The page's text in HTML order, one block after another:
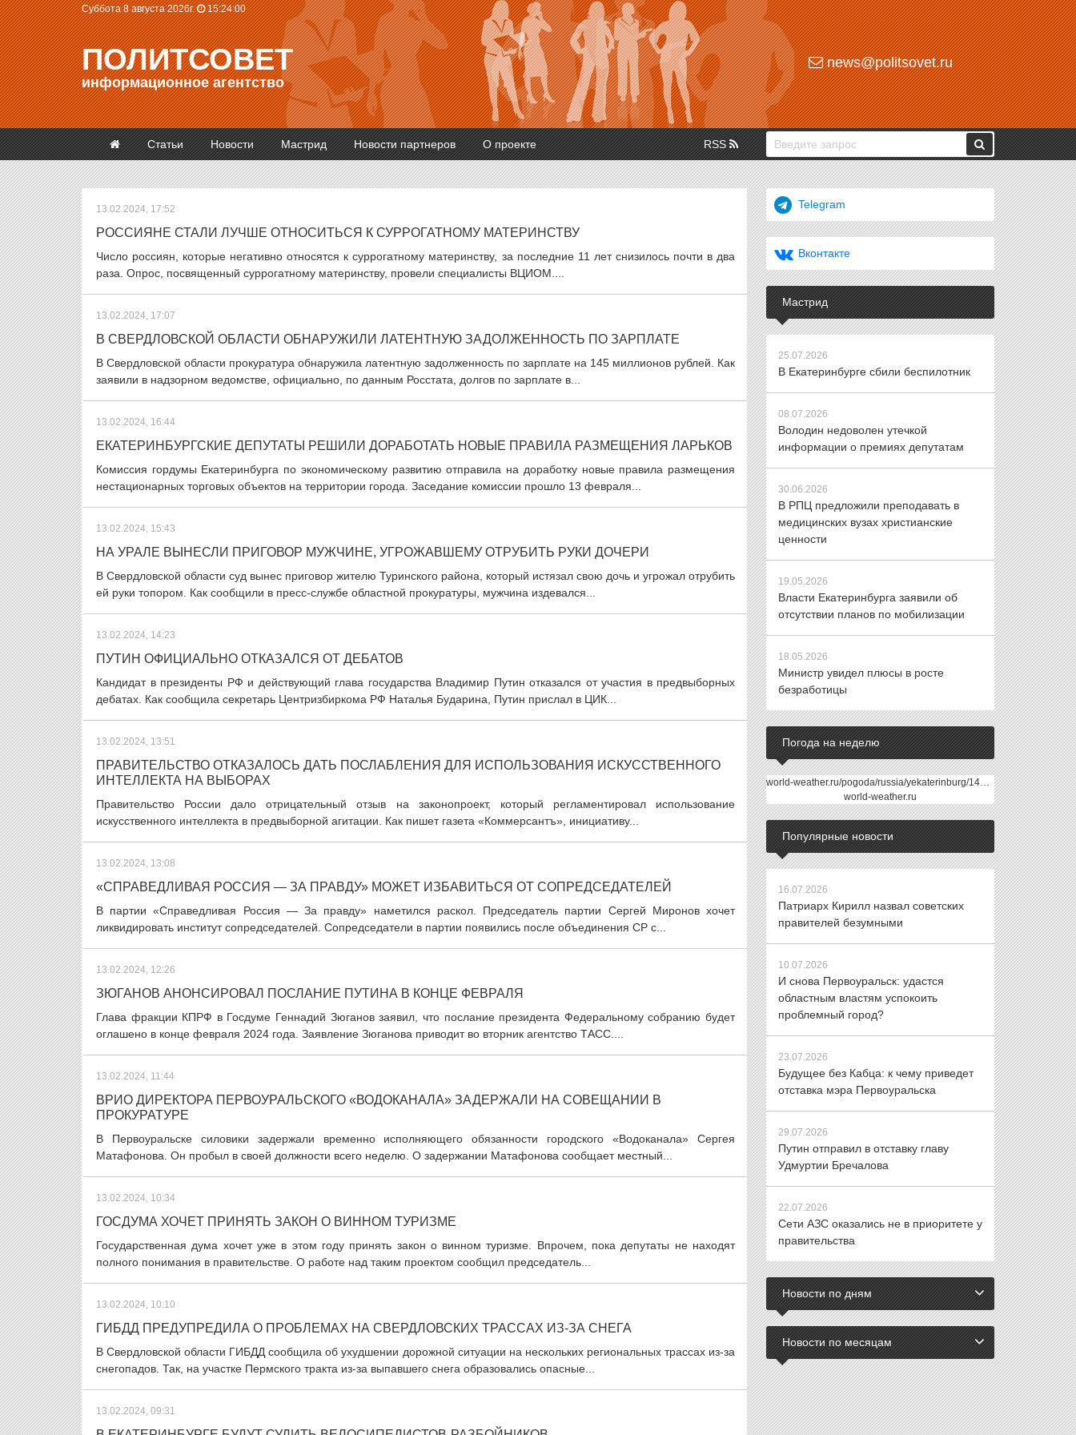
Суббота 8 августа 2026г. 15:24:00
ПОЛИТСОВЕТ
информационное агентство
news@politsovet.ru
Статьи Новости Мастрид Новости партнеров О проекте RSS
13.02.2024, 17:52
РОССИЯНЕ СТАЛИ ЛУЧШЕ ОТНОСИТЬСЯ К СУРРОГАТНОМУ МАТЕРИНСТВУ
Число россиян, которые негативно относятся к суррогатному материнству, за последние 11 лет снизилось почти в два
раза. Опрос, посвященный суррогатному материнству, провели специалисты ВЦИОМ....
13.02.2024, 17:07
В СВЕРДЛОВСКОЙ ОБЛАСТИ ОБНАРУЖИЛИ ЛАТЕНТНУЮ ЗАДОЛЖЕННОСТЬ ПО ЗАРПЛАТЕ
В Свердловской области прокуратура обнаружила латентную задолженность по зарплате на 145 миллионов рублей. Как
заявили в надзорном ведомстве, официально, по данным Росстата, долгов по зарплате в...
13.02.2024, 16:44
ЕКАТЕРИНБУРГСКИЕ ДЕПУТАТЫ РЕШИЛИ ДОРАБОТАТЬ НОВЫЕ ПРАВИЛА РАЗМЕЩЕНИЯ ЛАРЬКОВ
Комиссия гордумы Екатеринбурга по экономическому развитию отправила на доработку новые правила размещения
нестационарных торговых объектов на территории города. Заседание комиссии прошло 13 февраля...
13.02.2024, 15:43
НА УРАЛЕ ВЫНЕСЛИ ПРИГОВОР МУЖЧИНЕ, УГРОЖАВШЕМУ ОТРУБИТЬ РУКИ ДОЧЕРИ
В Свердловской области суд вынес приговор жителю Туринского района, который истязал свою дочь и угрожал отрубить
ей руки топором. Как сообщили в пресс-службе областной прокуратуры, мужчина издевался...
13.02.2024, 14:23
ПУТИН ОФИЦИАЛЬНО ОТКАЗАЛСЯ ОТ ДЕБАТОВ
Кандидат в президенты РФ и действующий глава государства Владимир Путин отказался от участия в предвыборных
дебатах. Как сообщила секретарь Центризбиркома РФ Наталья Бударина, Путин прислал в ЦИК...
13.02.2024, 13:51
ПРАВИТЕЛЬСТВО ОТКАЗАЛОСЬ ДАТЬ ПОСЛАБЛЕНИЯ ДЛЯ ИСПОЛЬЗОВАНИЯ ИСКУССТВЕННОГО
ИНТЕЛЛЕКТА НА ВЫБОРАХ
Правительство России дало отрицательный отзыв на законопроект, который регламентировал использование
искусственного интеллекта в предвыборной агитации. Как пишет газета «Коммерсантъ», инициативу...
13.02.2024, 13:08
«СПРАВЕДЛИВАЯ РОССИЯ — ЗА ПРАВДУ» МОЖЕТ ИЗБАВИТЬСЯ ОТ СОПРЕДСЕДАТЕЛЕЙ
В партии «Справедливая Россия — За правду» наметился раскол. Председатель партии Сергей Миронов хочет
ликвидировать институт сопредседателей. Сопредседатели в партии появились после объединения СР с...
13.02.2024, 12:26
ЗЮГАНОВ АНОНСИРОВАЛ ПОСЛАНИЕ ПУТИНА В КОНЦЕ ФЕВРАЛЯ
Глава фракции КПРФ в Госдуме Геннадий Зюганов заявил, что послание президента Федеральному собранию будет
оглашено в конце февраля 2024 года. Заявление Зюганова приводит во вторник агентство ТАСС....
13.02.2024, 11:44
ВРИО ДИРЕКТОРА ПЕРВОУРАЛЬСКОГО «ВОДОКАНАЛА» ЗАДЕРЖАЛИ НА СОВЕЩАНИИ В
ПРОКУРАТУРЕ
В Первоуральске силовики задержали временно исполняющего обязанности городского «Водоканала» Сергея
Матафонова. Он пробыл в своей должности всего неделю. О задержании Матафонова сообщает местный...
13.02.2024, 10:34
ГОСДУМА ХОЧЕТ ПРИНЯТЬ ЗАКОН О ВИННОМ ТУРИЗМЕ
Государственная дума хочет уже в этом году принять закон о винном туризме. Впрочем, пока депутаты не находят
полного понимания в правительстве. О работе над таким проектом сообщил председатель...
13.02.2024, 10:10
ГИБДД ПРЕДУПРЕДИЛА О ПРОБЛЕМАХ НА СВЕРДЛОВСКИХ ТРАССАХ ИЗ-ЗА СНЕГА
В Свердловской области ГИБДД сообщила об ухудшении дорожной ситуации на нескольких региональных трассах из-за
снегопадов. Так, на участке Пермского тракта из-за выпавшего снега образовались опасные...
13.02.2024, 09:31
Telegram
Вконтакте
Мастрид
25.07.2026
В Екатеринбурге сбили беспилотник
08.07.2026
Володин недоволен утечкой
информации о премиях депутатам
30.06.2026
В РПЦ предложили преподавать в
медицинских вузах христианские
ценности
19.05.2026
Власти Екатеринбурга заявили об
отсутствии планов по мобилизации
18.05.2026
Министр увидел плюсы в росте
безработицы
Погода на неделю
world-weather.ru/pogoda/russia/yekaterinburg/14days/
world-weather.ru
Популярные новости
16.07.2026
Патриарх Кирилл назвал советских
правителей безумными
10.07.2026
И снова Первоуральск: удастся
областным властям успокоить
проблемный город?
23.07.2026
Будущее без Кабца: к чему приведет
отставка мэра Первоуральска
29.07.2026
Путин отправил в отставку главу
Удмуртии Бречалова
22.07.2026
Сети АЗС оказались не в приоритете у
правительства
Новости по дням
Новости по месяцам